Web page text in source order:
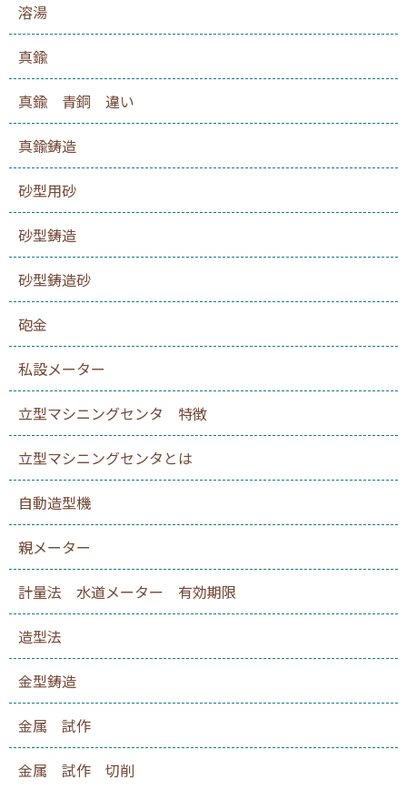
溶湯
真鍮
真鍮 青銅 違い
真鍮鋳造
砂型用砂
砂型鋳造
砂型鋳造砂
砲金
私設メーター
立型マシニングセンタ 特徴
立型マシニングセンタとは
自動造型機
親メーター
計量法 水道メーター 有効期限
造型法
金型鋳造
金属 試作
金属 試作 切削